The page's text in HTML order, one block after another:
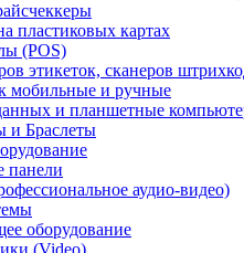
пластиковых картах
(POS)
этикеток, сканеров
мобильные и ручные
и планшетные
и Браслеты
панели
аудио-видео)
оборудование